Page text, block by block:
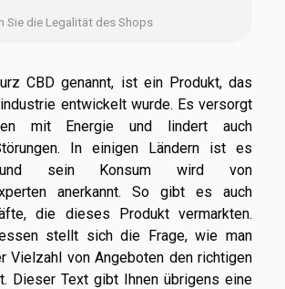
Sie die Legalität des Shops
CBD genannt, ist ein Produkt, das
entwickelt wurde. Es versorgt
mit Energie und lindert auch
In einigen Ländern ist es
und sein Konsum wird von
anerkannt. So gibt es auch
die dieses Produkt vermarkten.
stellt sich die Frage, wie man
Vielzahl von Angeboten den richtigen
Dieser Text gibt Ihnen übrigens eine